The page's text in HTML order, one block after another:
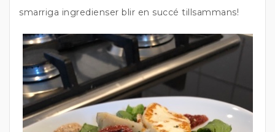
smarriga ingredienser blir en succé tillsammans!